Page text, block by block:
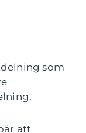
som
att